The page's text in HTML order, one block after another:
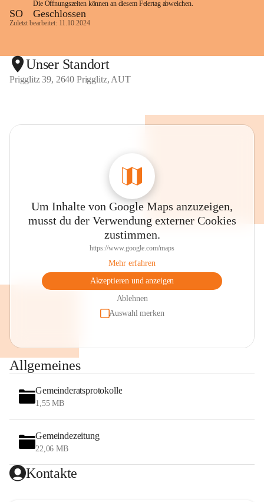
Die Öffnungszeiten können an diesem Feiertag abweichen.
SO Geschlossen
Zuletzt bearbeitet: 11.10.2024
Unser Standort
Prigglitz 39, 2640 Prigglitz, AUT
Um Inhalte von Google Maps anzuzeigen,
musst du der Verwendung externer Cookies
zustimmen.
https://www.google.com/maps
Mehr erfahren
Akzeptieren und anzeigen
Ablehnen
Auswahl merken
Allgemeines
Gemeinderatsprotokolle
1,55 MB
Gemeindezeitung
22,06 MB
Kontakte